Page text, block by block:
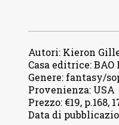
Autori: Kieron
Casa editrice:
Genere: fantasy/
Provenienza: USA
Prezzo: €19, p.168,
Data di